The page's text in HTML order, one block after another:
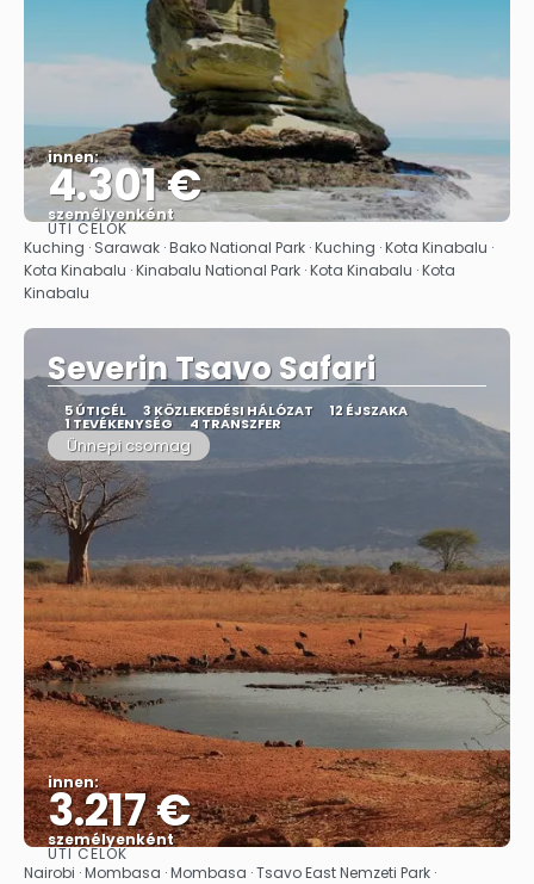
innen:
4.301 €
személyenként
Megnézem
ÚTI CÉLOK
Kuching · Sarawak · Bako National Park · Kuching · Kota Kinabalu ·
Kota Kinabalu · Kinabalu National Park · Kota Kinabalu · Kota
Kinabalu
Severin Tsavo Safari
5 ÚTICÉL 3 KÖZLEKEDÉSI HÁLÓZAT 12 ÉJSZAKA
1 TEVÉKENYSÉG 4 TRANSZFER
Ünnepi csomag
innen:
3.217 €
személyenként
Megnézem
ÚTI CÉLOK
Nairobi · Mombasa · Mombasa · Tsavo East Nemzeti Park ·